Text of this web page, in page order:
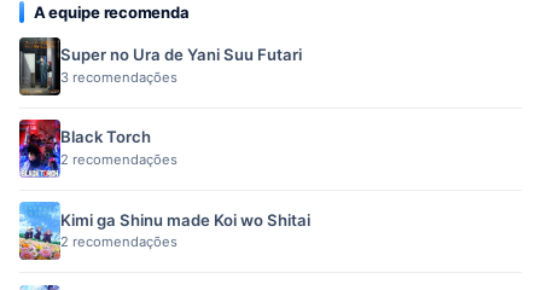
A equipe recomenda
Super no Ura de Yani Suu Futari
3 recomendações
Black Torch
2 recomendações
Kimi ga Shinu made Koi wo Shitai
2 recomendações